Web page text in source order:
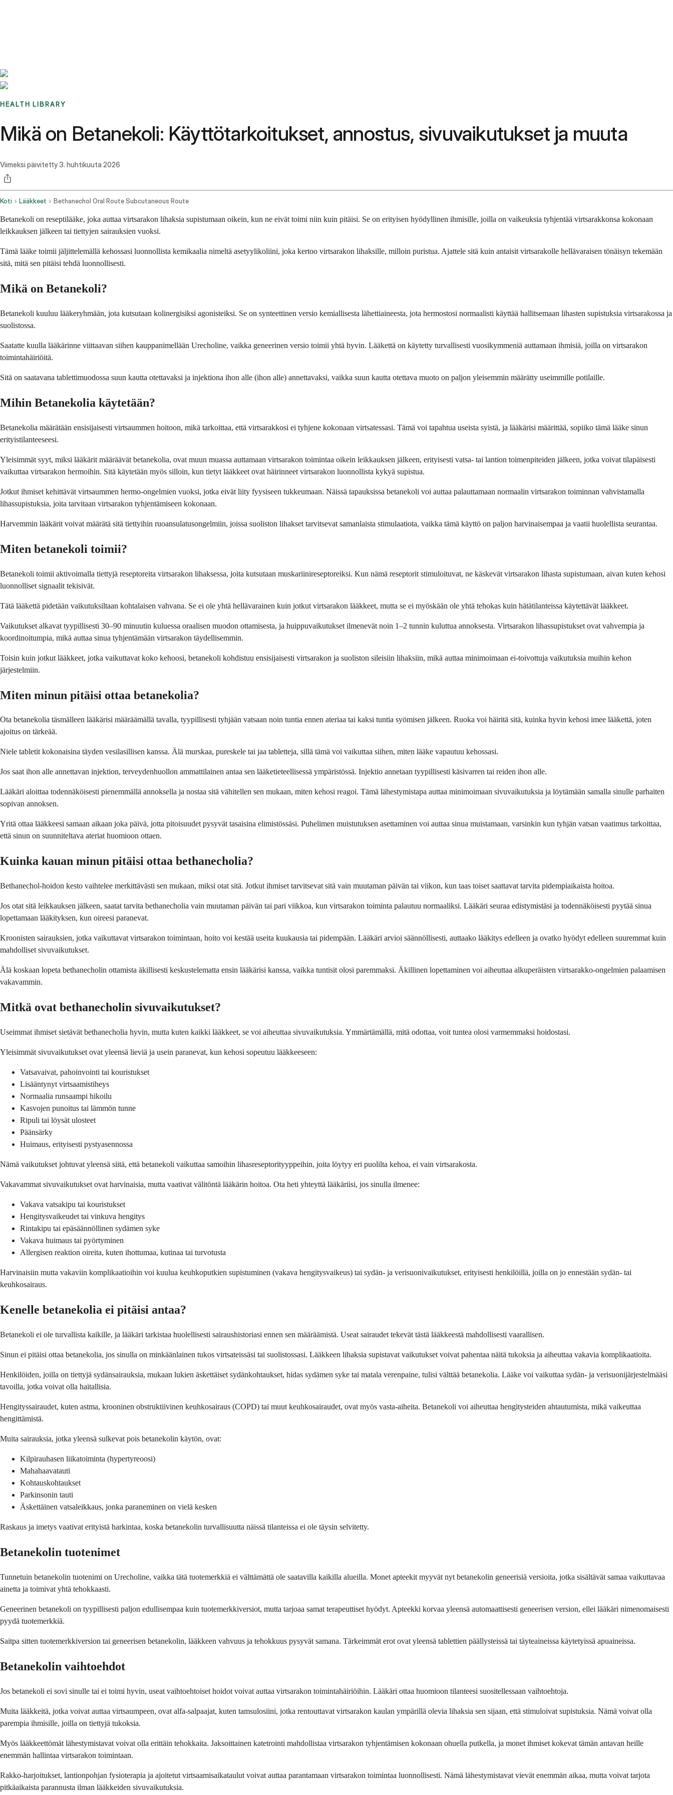
HEALTH LIBRARY
Mikä on Betanekoli: Käyttötarkoitukset, annostus, sivuvaikutukset ja muuta
Viimeksi päivitetty3. huhtikuuta 2026
Koti Lääkkeet Bethanechol Oral Route Subcutaneous Route
Betanekoli on reseptilääke, joka auttaa virtsarakon lihaksia supistumaan oikein, kun ne eivät toimi niin kuin pitäisi. Se on erityisen hyödyllinen ihmisille, joilla on vaikeuksia tyhjentää virtsarakkonsa kokonaan
leikkauksen jälkeen tai tiettyjen sairauksien vuoksi.
Tämä lääke toimii jäljittelemällä kehossasi luonnollista kemikaalia nimeltä asetyylikoliini, joka kertoo virtsarakon lihaksille, milloin puristua. Ajattele sitä kuin antaisit virtsarakolle hellävaraisen tönäisyn tekemään
sitä, mitä sen pitäisi tehdä luonnollisesti.
Mikä on Betanekoli?
Betanekoli kuuluu lääkeryhmään, jota kutsutaan kolinergisiksi agonisteiksi. Se on synteettinen versio kemiallisesta lähettiaineesta, jota hermostosi normaalisti käyttää hallitsemaan lihasten supistuksia virtsarakossa ja
suolistossa.
Saatatte kuulla lääkärinne viittaavan siihen kauppanimellään Urecholine, vaikka geneerinen versio toimii yhtä hyvin. Lääkettä on käytetty turvallisesti vuosikymmeniä auttamaan ihmisiä, joilla on virtsarakon
toimintahäiriöitä.
Sitä on saatavana tablettimuodossa suun kautta otettavaksi ja injektiona ihon alle (ihon alle) annettavaksi, vaikka suun kautta otettava muoto on paljon yleisemmin määrätty useimmille potilaille.
Mihin Betanekolia käytetään?
Betanekolia määrätään ensisijaisesti virtsaummen hoitoon, mikä tarkoittaa, että virtsarakkosi ei tyhjene kokonaan virtsatessasi. Tämä voi tapahtua useista syistä, ja lääkärisi määrittää, sopiiko tämä lääke sinun
erityistilanteeseesi.
Yleisimmät syyt, miksi lääkärit määräävät betanekolia, ovat muun muassa auttamaan virtsarakon toimintaa oikein leikkauksen jälkeen, erityisesti vatsa- tai lantion toimenpiteiden jälkeen, jotka voivat tilapäisesti
vaikuttaa virtsarakon hermoihin. Sitä käytetään myös silloin, kun tietyt lääkkeet ovat häirinneet virtsarakon luonnollista kykyä supistua.
Jotkut ihmiset kehittävät virtsaummen hermo-ongelmien vuoksi, jotka eivät liity fyysiseen tukkeumaan. Näissä tapauksissa betanekoli voi auttaa palauttamaan normaalin virtsarakon toiminnan vahvistamalla
lihassupistuksia, joita tarvitaan virtsarakon tyhjentämiseen kokonaan.
Harvemmin lääkärit voivat määrätä sitä tiettyihin ruoansulatusongelmiin, joissa suoliston lihakset tarvitsevat samanlaista stimulaatiota, vaikka tämä käyttö on paljon harvinaisempaa ja vaatii huolellista seurantaa.
Miten betanekoli toimii?
Betanekoli toimii aktivoimalla tiettyjä reseptoreita virtsarakon lihaksessa, joita kutsutaan muskariinireseptoreiksi. Kun nämä reseptorit stimuloituvat, ne käskevät virtsarakon lihasta supistumaan, aivan kuten kehosi
luonnolliset signaalit tekisivät.
Tätä lääkettä pidetään vaikutuksiltaan kohtalaisen vahvana. Se ei ole yhtä hellävarainen kuin jotkut virtsarakon lääkkeet, mutta se ei myöskään ole yhtä tehokas kuin hätätilanteissa käytettävät lääkkeet.
Vaikutukset alkavat tyypillisesti 30–90 minuutin kuluessa oraalisen muodon ottamisesta, ja huippuvaikutukset ilmenevät noin 1–2 tunnin kuluttua annoksesta. Virtsarakon lihassupistukset ovat vahvempia ja
koordinoitumpia, mikä auttaa sinua tyhjentämään virtsarakon täydellisemmin.
Toisin kuin jotkut lääkkeet, jotka vaikuttavat koko kehoosi, betanekoli kohdistuu ensisijaisesti virtsarakon ja suoliston sileisiin lihaksiin, mikä auttaa minimoimaan ei-toivottuja vaikutuksia muihin kehon
järjestelmiin.
Miten minun pitäisi ottaa betanekolia?
Ota betanekolia täsmälleen lääkärisi määräämällä tavalla, tyypillisesti tyhjään vatsaan noin tuntia ennen ateriaa tai kaksi tuntia syömisen jälkeen. Ruoka voi häiritä sitä, kuinka hyvin kehosi imee lääkettä, joten
ajoitus on tärkeää.
Niele tabletit kokonaisina täyden vesilasillisen kanssa. Älä murskaa, pureskele tai jaa tabletteja, sillä tämä voi vaikuttaa siihen, miten lääke vapautuu kehossasi.
Jos saat ihon alle annettavan injektion, terveydenhuollon ammattilainen antaa sen lääketieteellisessä ympäristössä. Injektio annetaan tyypillisesti käsivarren tai reiden ihon alle.
Lääkäri aloittaa todennäköisesti pienemmällä annoksella ja nostaa sitä vähitellen sen mukaan, miten kehosi reagoi. Tämä lähestymistapa auttaa minimoimaan sivuvaikutuksia ja löytämään samalla sinulle parhaiten
sopivan annoksen.
Yritä ottaa lääkkeesi samaan aikaan joka päivä, jotta pitoisuudet pysyvät tasaisina elimistössäsi. Puhelimen muistutuksen asettaminen voi auttaa sinua muistamaan, varsinkin kun tyhjän vatsan vaatimus tarkoittaa,
että sinun on suunniteltava ateriat huomioon ottaen.
Kuinka kauan minun pitäisi ottaa bethanecholia?
Bethanechol-hoidon kesto vaihtelee merkittävästi sen mukaan, miksi otat sitä. Jotkut ihmiset tarvitsevat sitä vain muutaman päivän tai viikon, kun taas toiset saattavat tarvita pidempiaikaista hoitoa.
Jos otat sitä leikkauksen jälkeen, saatat tarvita bethanecholia vain muutaman päivän tai pari viikkoa, kun virtsarakon toiminta palautuu normaaliksi. Lääkäri seuraa edistymistäsi ja todennäköisesti pyytää sinua
lopettamaan lääkityksen, kun oireesi paranevat.
Kroonisten sairauksien, jotka vaikuttavat virtsarakon toimintaan, hoito voi kestää useita kuukausia tai pidempään. Lääkäri arvioi säännöllisesti, auttaako lääkitys edelleen ja ovatko hyödyt edelleen suuremmat kuin
mahdolliset sivuvaikutukset.
Älä koskaan lopeta bethanecholin ottamista äkillisesti keskustelematta ensin lääkärisi kanssa, vaikka tuntisit olosi paremmaksi. Äkillinen lopettaminen voi aiheuttaa alkuperäisten virtsarakko-ongelmien palaamisen
vakavammin.
Mitkä ovat bethanecholin sivuvaikutukset?
Useimmat ihmiset sietävät bethanecholia hyvin, mutta kuten kaikki lääkkeet, se voi aiheuttaa sivuvaikutuksia. Ymmärtämällä, mitä odottaa, voit tuntea olosi varmemmaksi hoidostasi.
Yleisimmät sivuvaikutukset ovat yleensä lieviä ja usein paranevat, kun kehosi sopeutuu lääkkeeseen:
Vatsavaivat, pahoinvointi tai kouristukset
Lisääntynyt virtsaamistiheys
Normaalia runsaampi hikoilu
Kasvojen punoitus tai lämmön tunne
Ripuli tai löysät ulosteet
Päänsärky
Huimaus, erityisesti pystyasennossa
Nämä vaikutukset johtuvat yleensä siitä, että betanekoli vaikuttaa samoihin lihasreseptorityyppeihin, joita löytyy eri puolilta kehoa, ei vain virtsarakosta.
Vakavammat sivuvaikutukset ovat harvinaisia, mutta vaativat välitöntä lääkärin hoitoa. Ota heti yhteyttä lääkäriisi, jos sinulla ilmenee:
Vakava vatsakipu tai kouristukset
Hengitysvaikeudet tai vinkuva hengitys
Rintakipu tai epäsäännöllinen sydämen syke
Vakava huimaus tai pyörtyminen
Allergisen reaktion oireita, kuten ihottumaa, kutinaa tai turvotusta
Harvinaisiin mutta vakaviin komplikaatioihin voi kuulua keuhkoputkien supistuminen (vakava hengitysvaikeus) tai sydän- ja verisuonivaikutukset, erityisesti henkilöillä, joilla on jo ennestään sydän- tai
keuhkosairaus.
Kenelle betanekolia ei pitäisi antaa?
Betanekoli ei ole turvallista kaikille, ja lääkäri tarkistaa huolellisesti sairaushistoriasi ennen sen määräämistä. Useat sairaudet tekevät tästä lääkkeestä mahdollisesti vaarallisen.
Sinun ei pitäisi ottaa betanekolia, jos sinulla on minkäänlainen tukos virtsateissäsi tai suolistossasi. Lääkkeen lihaksia supistavat vaikutukset voivat pahentaa näitä tukoksia ja aiheuttaa vakavia komplikaatioita.
Henkilöiden, joilla on tiettyjä sydänsairauksia, mukaan lukien äskettäiset sydänkohtaukset, hidas sydämen syke tai matala verenpaine, tulisi välttää betanekolia. Lääke voi vaikuttaa sydän- ja verisuonijärjestelmääsi
tavoilla, jotka voivat olla haitallisia.
Hengityssairaudet, kuten astma, krooninen obstruktiivinen keuhkosairaus (COPD) tai muut keuhkosairaudet, ovat myös vasta-aiheita. Betanekoli voi aiheuttaa hengitysteiden ahtautumista, mikä vaikeuttaa
hengittämistä.
Muita sairauksia, jotka yleensä sulkevat pois betanekolin käytön, ovat:
Kilpirauhasen liikatoiminta (hypertyreoosi)
Mahahaavatauti
Kohtauskohtaukset
Parkinsonin tauti
Äskettäinen vatsaleikkaus, jonka paraneminen on vielä kesken
Raskaus ja imetys vaativat erityistä harkintaa, koska betanekolin turvallisuutta näissä tilanteissa ei ole täysin selvitetty.
Betanekolin tuotenimet
Tunnetuin betanekolin tuotenimi on Urecholine, vaikka tätä tuotemerkkiä ei välttämättä ole saatavilla kaikilla alueilla. Monet apteekit myyvät nyt betanekolin geneerisiä versioita, jotka sisältävät samaa vaikuttavaa
ainetta ja toimivat yhtä tehokkaasti.
Geneerinen betanekoli on tyypillisesti paljon edullisempaa kuin tuotemerkkiversiot, mutta tarjoaa samat terapeuttiset hyödyt. Apteekki korvaa yleensä automaattisesti geneerisen version, ellei lääkäri nimenomaisesti
pyydä tuotemerkkiä.
Saitpa sitten tuotemerkkiversion tai geneerisen betanekolin, lääkkeen vahvuus ja tehokkuus pysyvät samana. Tärkeimmät erot ovat yleensä tablettien päällysteissä tai täyteaineissa käytetyissä apuaineissa.
Betanekolin vaihtoehdot
Jos betanekoli ei sovi sinulle tai ei toimi hyvin, useat vaihtoehtoiset hoidot voivat auttaa virtsarakon toimintahäiriöihin. Lääkäri ottaa huomioon tilanteesi suositellessaan vaihtoehtoja.
Muita lääkkeitä, jotka voivat auttaa virtsaumpeen, ovat alfa-salpaajat, kuten tamsulosiini, jotka rentouttavat virtsarakon kaulan ympärillä olevia lihaksia sen sijaan, että stimuloivat supistuksia. Nämä voivat olla
parempia ihmisille, joilla on tiettyjä tukoksia.
Myös lääkkeettömät lähestymistavat voivat olla erittäin tehokkaita. Jaksoittainen katetrointi mahdollistaa virtsarakon tyhjentämisen kokonaan ohuella putkella, ja monet ihmiset kokevat tämän antavan heille
enemmän hallintaa virtsarakon toimintaan.
Rakko-harjoitukset, lantionpohjan fysioterapia ja ajoitetut virtsaamisaikataulut voivat auttaa parantamaan virtsarakon toimintaa luonnollisesti. Nämä lähestymistavat vievät enemmän aikaa, mutta voivat tarjota
pitkäaikaista parannusta ilman lääkkeiden sivuvaikutuksia.